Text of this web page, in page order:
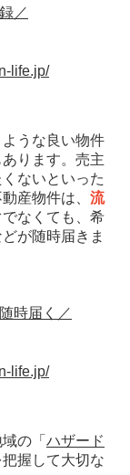
／
life.jp/
うな良い物件
ります。売主
ないといった
産物件は、 流
なくても、希
が随時届きま
時届く／
life.jp/
の「 ハザード
握して大切な